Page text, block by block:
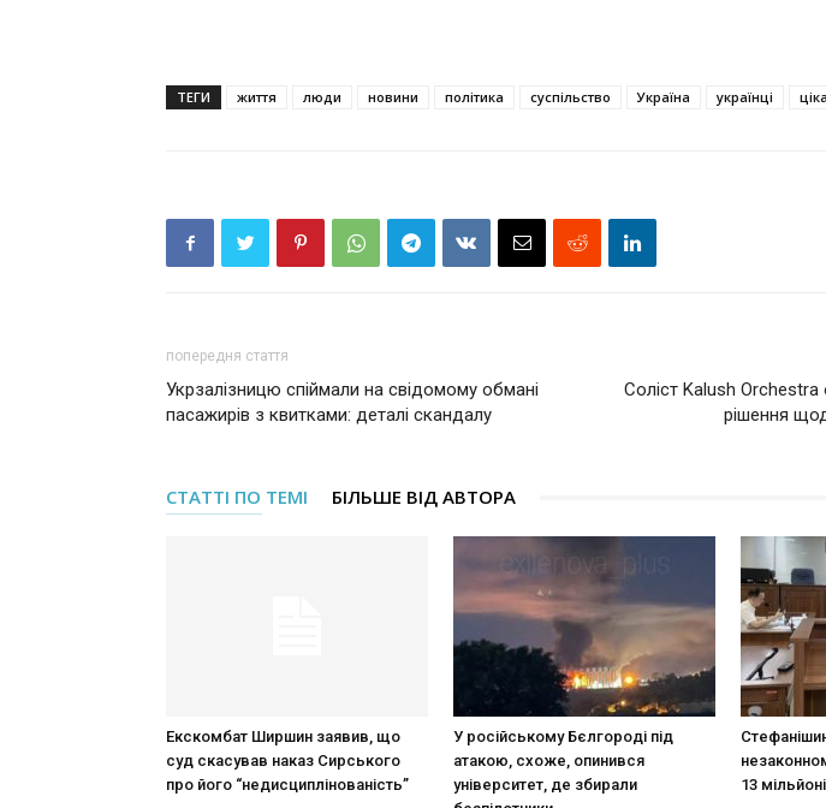
ТЕГИ життя люди новини політика суспільство Україна українці
попередня стаття
Укрзалізницю спіймали на свідомому обмані
пасажирів з квитками: деталі скандалу
Соліст Kalush Orchestra
рішення
СТАТТІ ПО ТЕМІ БІЛЬШЕ ВІД АВТОРА
Екскомбат Ширшин заявив, що
суд скасував наказ Сирського
про його “недисциплінованість”
У російському Бєлгороді під
атакою, схоже, опинився
університет, де збирали
13